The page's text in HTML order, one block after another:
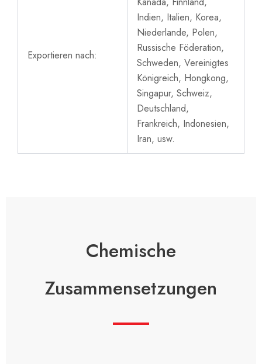
Exportieren nach:
Indien, Italien, Korea,
Niederlande, Polen,
Russische Föderation,
Schweden, Vereinigtes
Königreich, Hongkong,
Singapur, Schweiz,
Deutschland,
Frankreich, Indonesien,
Iran, usw.
Chemische
Zusammensetzungen